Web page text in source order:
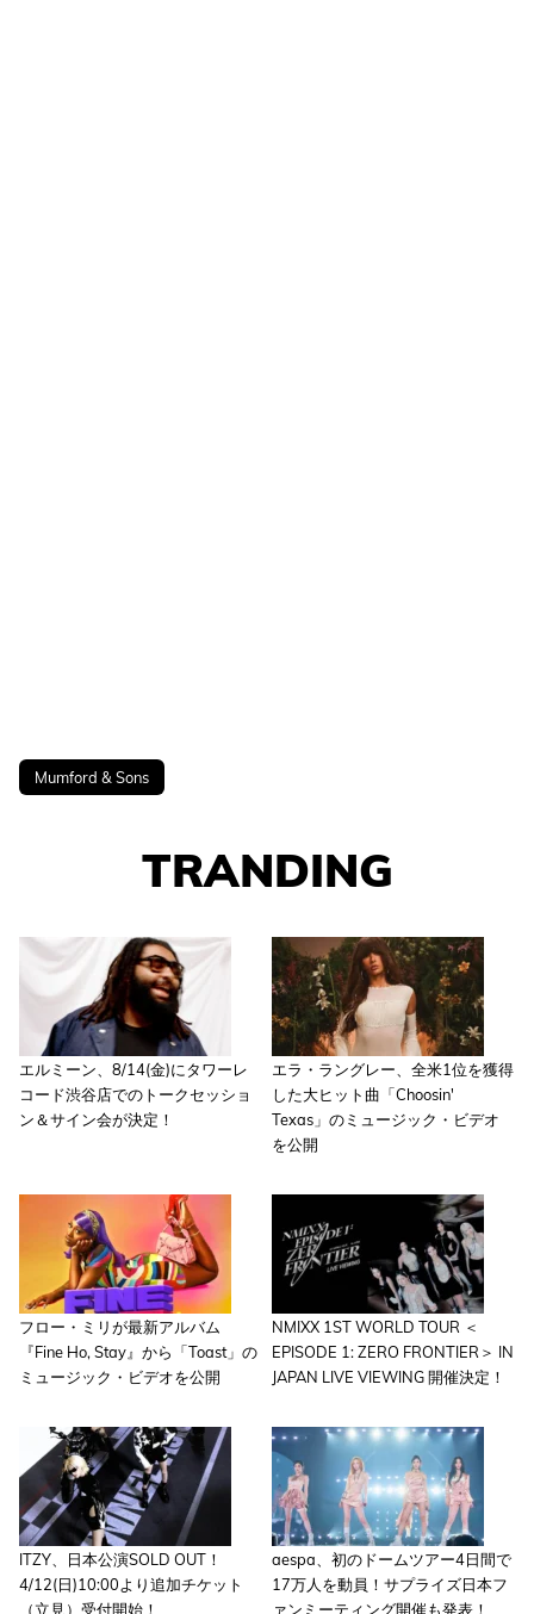
Mumford & Sons
TRANDING
エルミーン、8/14(金)にタワーレ
コード渋谷店でのトークセッショ
ン＆サイン会が決定！
エラ・ラングレー、全米1位を獲得
した大ヒット曲「Choosin'
Texas」のミュージック・ビデオ
を公開
フロー・ミリが最新アルバム
『Fine Ho, Stay』から「Toast」の
ミュージック・ビデオを公開
NMIXX 1ST WORLD TOUR ＜
EPISODE 1: ZERO FRONTIER＞ IN
JAPAN LIVE VIEWING 開催決定！
ITZY、日本公演SOLD OUT！
4/12(日)10:00より追加チケット
（立見）受付開始！
aespa、初のドームツアー4日間で
17万人を動員！サプライズ日本フ
ァンミーティング開催も発表！